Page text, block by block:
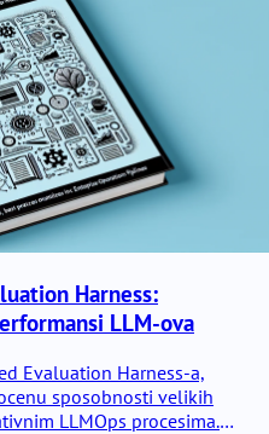
Harness:
LLM-ova
Evaluation Harness-a,
sposobnosti velikih
LLMOps procesima.